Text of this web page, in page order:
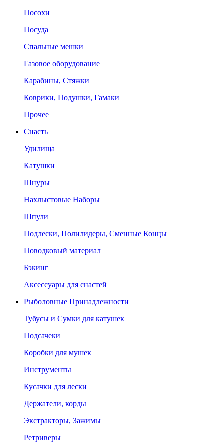
Посохи
Посуда
Спальные мешки
Газовое оборудование
Карабины, Стяжки
Коврики, Подушки, Гамаки
Прочее
Снасть
Удилища
Катушки
Шнуры
Нахлыстовые Наборы
Шпули
Подлески, Полилидеры, Сменные Концы
Поводковый материал
Бэкинг
Аксессуары для снастей
Рыболовные Принадлежности
Тубусы и Сумки для катушек
Подсачеки
Коробки для мушек
Инструменты
Кусачки для лески
Держатели, корды
Экстракторы, Зажимы
Ретриверы